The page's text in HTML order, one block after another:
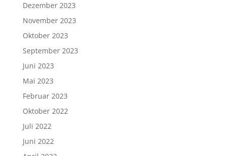
Dezember 2023
November 2023
Oktober 2023
September 2023
Juni 2023
Mai 2023
Februar 2023
Oktober 2022
Juli 2022
Juni 2022